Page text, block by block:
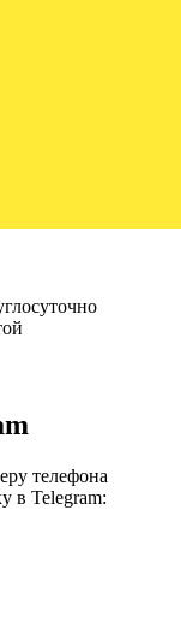
телефона
в Telegram: